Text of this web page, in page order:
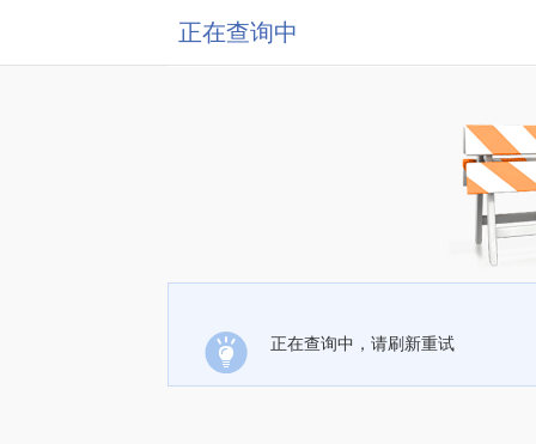
正在查询中
正在查询中，请刷新重试